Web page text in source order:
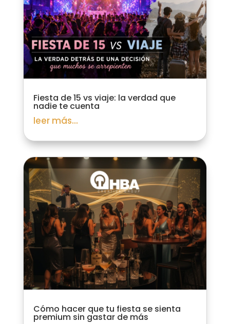
Fiesta de 15 vs viaje: la verdad que
nadie te cuenta
leer más...
Cómo hacer que tu fiesta se sienta
premium sin gastar de más